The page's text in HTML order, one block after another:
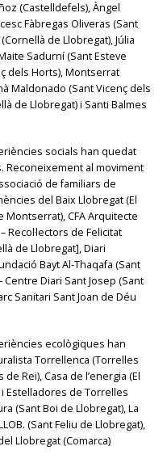
(Castelldefels), Àngel
Fàbregas Oliveras (Sant
de Llobregat), Júlia
Sadurní (Sant Esteve
dels Horts), Montserrat
Maldonado (Sant Vicenç dels
de Llobregat) i Santi Balmes
socials han quedat
Reconeixement al moviment
de familiars de
del Baix Llobregat (El
Montserrat), CFA Arquitecte
Recol·lectors de Felicitat
de Llobregat], Diari
Bayt Al-Thaqafa (Sant
Diari Sant Josep (Sant
Sanitari Sant Joan de Déu
ecològiques han
Torrellenca (Torrelles
Rei), Casa de l’energia (El
i Estelladores de Torrelles
(Sant Boi de Llobregat), La
(Sant Feliu de Llobregat),
Llobregat (Comarca)